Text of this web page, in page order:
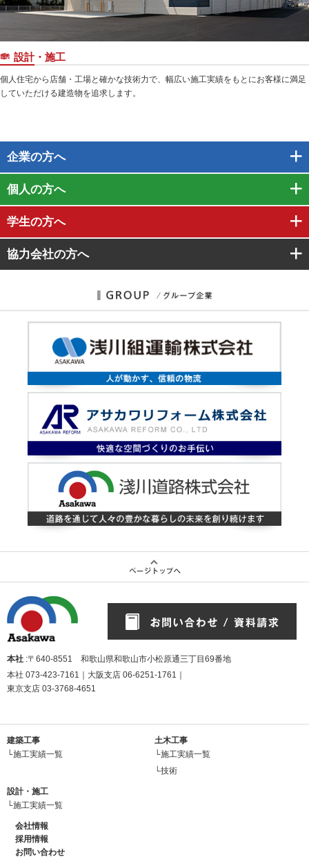
設計・施工
個人住宅から店舗・工場と確かな技術力で、幅広い施工実績をもとにお客様に満足
していただける建造物を追求します。
企業の方へ
個人の方へ
学生の方へ
協力会社の方へ
本社 :〒640-8551 和歌山県和歌山市小松原通三丁目69番地
本社 073-423-7161 ｜大阪支店 06-6251-1761
東京支店 03-3768-4651
建築工事
└施工実績一覧
土木工事
└施工実績一覧
└技術
設計・施工
└施工実績一覧
会社情報
採用情報
お問い合わせ